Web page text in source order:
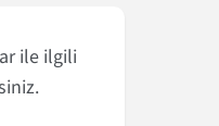
ile ilgili